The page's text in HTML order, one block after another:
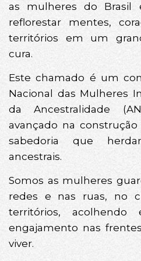
as mulheres do Brasil
reflorestar mentes,
territórios em um
cura.
Este chamado é um
Nacional das Mulheres
da Ancestralidade
avançado na
sabedoria que
ancestrais.
Somos as mulheres
redes e nas ruas, no
territórios,
engajamento nas
viver.